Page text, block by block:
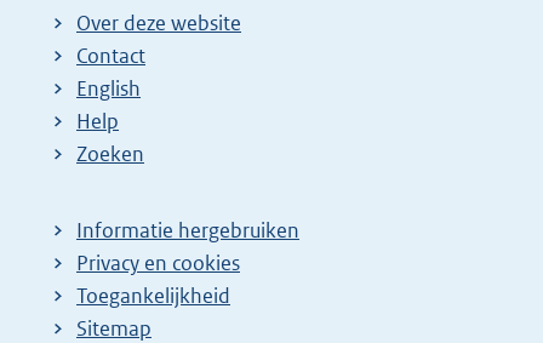
Over deze website
Contact
English
Help
Zoeken
Informatie hergebruiken
Privacy en cookies
Toegankelijkheid
Sitemap